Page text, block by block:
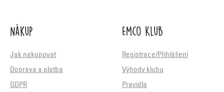
Nákup
Jak nakupovat
Doprava a platba
GDPR
Emco Klub
Registrace/Přihlášení
Výhody klubu
Pravidla